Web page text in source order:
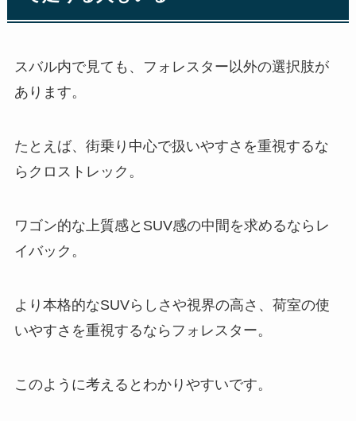
スバル内で見ても、フォレスター以外の選択肢が
あります。
たとえば、街乗り中心で扱いやすさを重視するな
らクロストレック。
ワゴン的な上質感とSUV感の中間を求めるならレ
イバック。
より本格的なSUVらしさや視界の高さ、荷室の使
いやすさを重視するならフォレスター。
このように考えるとわかりやすいです。